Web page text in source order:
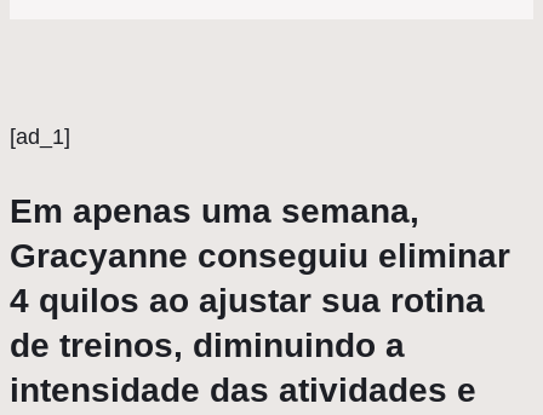
[ad_1]
Em apenas uma semana,
Gracyanne conseguiu eliminar
4 quilos ao ajustar sua rotina
de treinos, diminuindo a
intensidade das atividades e